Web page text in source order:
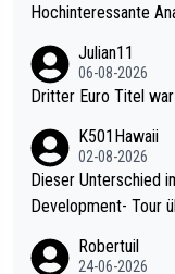
Hochinteressante
Julian11
06-08-2026
Dritter Euro Titel
K501Hawaii
02-08-2026
Dieser Unterschied im
Development- Tour
mal 40+ erst recht. Da gewinnst keinen Blumentopf - ist ja noc
Robertuil
24-06-2026